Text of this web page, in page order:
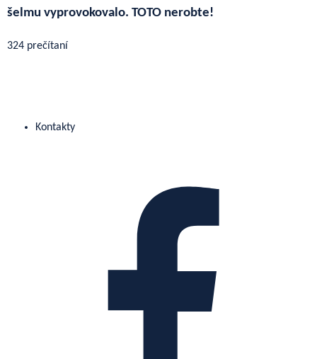
šelmu vyprovokovalo. TOTO nerobte!
324 prečítaní
Kontakty